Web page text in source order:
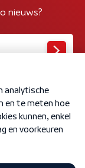
nieuws?